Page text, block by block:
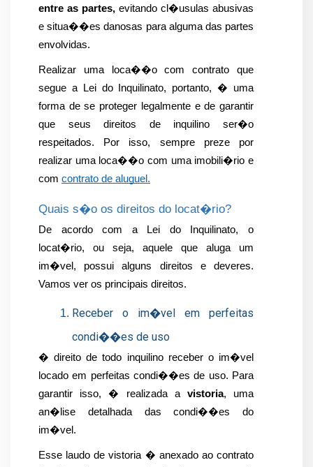
entre as partes, evitando cl�usulas abusivas
e situa��es danosas para alguma das partes
envolvidas.
Realizar uma loca��o com contrato que
segue a Lei do Inquilinato, portanto, � uma
forma de se proteger legalmente e de garantir
que seus direitos de inquilino ser�o
respeitados. Por isso, sempre preze por
realizar uma loca��o com uma imobili�rio e
com contrato de aluguel.
Quais s�o os direitos do locat�rio?
De acordo com a Lei do Inquilinato, o
locat�rio, ou seja, aquele que aluga um
im�vel, possui alguns direitos e deveres.
Vamos ver os principais direitos.
Receber o im�vel em perfeitas
condi��es de uso
� direito de todo inquilino receber o im�vel
locado em perfeitas condi��es de uso. Para
garantir isso, � realizada a vistoria, uma
an�lise detalhada das condi��es do
im�vel.
Esse laudo de vistoria � anexado ao contrato